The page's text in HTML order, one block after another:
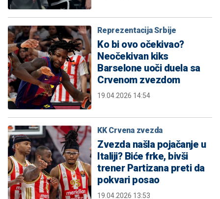
Reprezentacija Srbije
Ko bi ovo očekivao?
Neočekivan kiks
Barselone uoči duela sa
Crvenom zvezdom
19.04.2026 14:54
KK Crvena zvezda
Zvezda našla pojačanje u
Italiji? Biće frke, bivši
trener Partizana preti da
pokvari posao
19.04.2026 13:53